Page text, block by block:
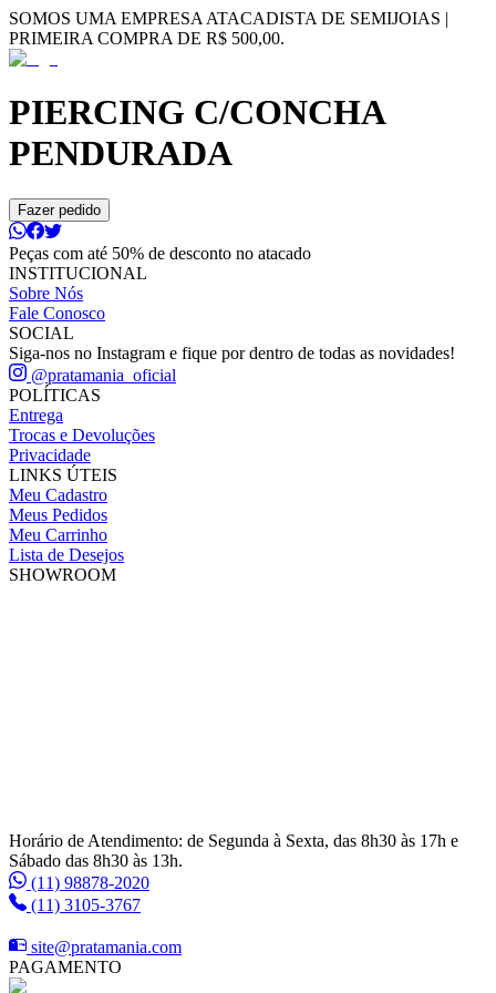
SOMOS UMA EMPRESA ATACADISTA DE SEMIJOIAS |
PRIMEIRA COMPRA DE R$ 500,00.
PIERCING C/CONCHA
PENDURADA
Fazer pedido
Peças com até 50% de desconto no atacado
INSTITUCIONAL
Sobre Nós
Fale Conosco
SOCIAL
Siga-nos no Instagram e fique por dentro de todas as novidades!
@pratamania_oficial
POLÍTICAS
Entrega
Trocas e Devoluções
Privacidade
LINKS ÚTEIS
Meu Cadastro
Meus Pedidos
Meu Carrinho
Lista de Desejos
SHOWROOM
Horário de Atendimento: de Segunda à Sexta, das 8h30 às 17h e
Sábado das 8h30 às 13h.
(11) 98878-2020
(11) 3105-3767
site@pratamania.com
PAGAMENTO